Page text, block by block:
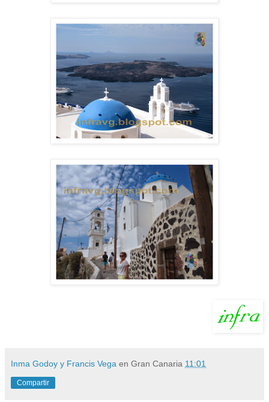
Inma Godoy y Francis Vega en Gran Canaria 11:01
Compartir